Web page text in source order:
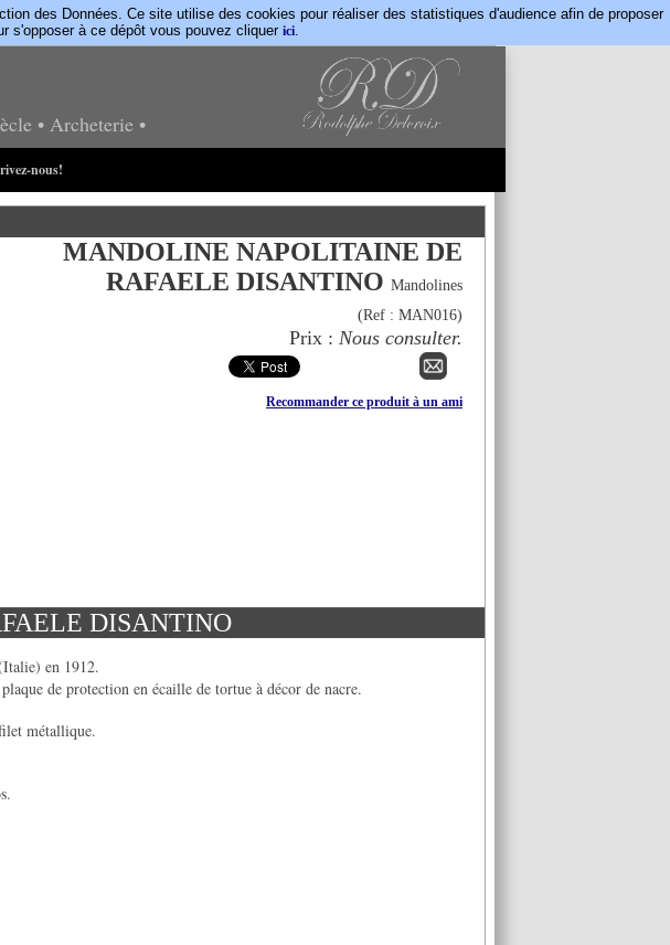
des Données. Ce site utilise des cookies pour réaliser des statistiques d'audience afin de proposer
s'opposer à ce dépôt vous pouvez cliquer ici.
• Archeterie •
nous!
MANDOLINE NAPOLITAINE DE
RAFAELE DISANTINO Mandolines
(Ref : MAN016)
Prix : Nous consulter.
Recommander ce produit à un ami
DISANTINO
en 1912.
de protection en écaille de tortue à décor de nacre.
métallique.